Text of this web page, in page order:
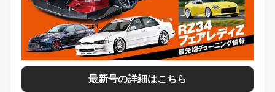
最新号の詳細はこちら